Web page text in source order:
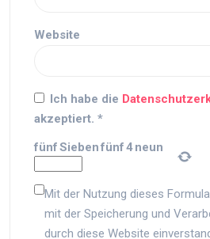
Website
Ich habe die
akzeptiert. *
fünfSiebenfünf4neun
Mit der Nutzung dieses
mit der Speicherung und
durch diese Website